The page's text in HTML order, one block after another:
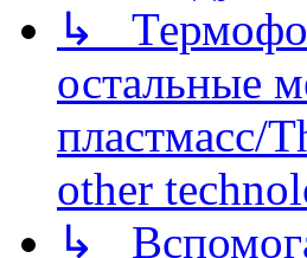
↳
остальные
пластмасс/
other
↳